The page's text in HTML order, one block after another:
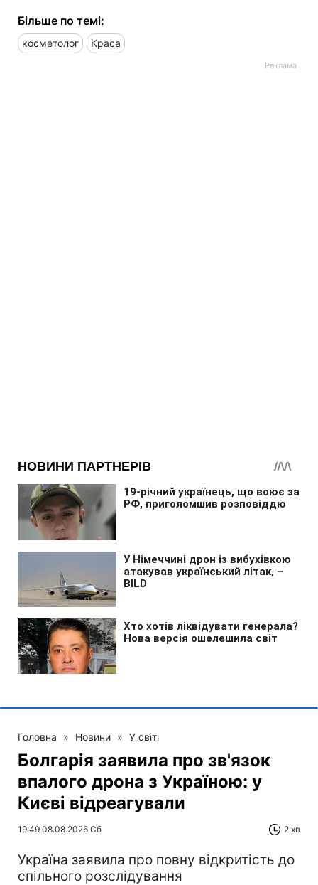
Більше по темі:
косметолог Краса
Головна » Новини » У світі
Болгарія заявила про зв'язок
впалого дрона з Україною: у
Києві відреагували
19:49 08.08.2026 Сб 2 хв
Україна заявила про повну відкритість до
спільного розслідування